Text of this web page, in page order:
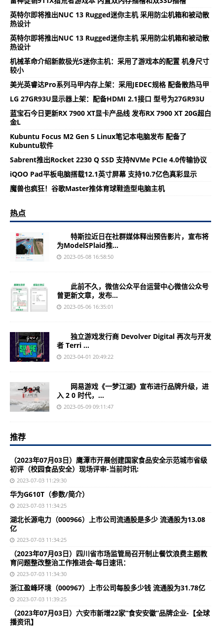
英特尔即将推出NUC 13 Rugged迷你主机 采用防尘机箱和被动散
热设计
英特尔即将推出NUC 13 Rugged迷你主机 采用防尘机箱和被动散
热设计
机械革命介绍新款极光S迷你主机：采用了游戏本的配置 机身尺寸
较小
美光英睿达Pro系列马甲内存上架：采用JEDEC规格 配备散热马甲
LG 27GR93U显示器上架：配备HDMI 2.1接口 型号为27GR93U
蓝宝石今日更新RX 7900 XT显卡产品线 发布RX 7900 XT 20G超白
金L
Kubuntu Focus M2 Gen 5 Linux笔记本电脑发布 配备了
Kubuntu软件
Sabrent推出Rocket 2230 Q SSD 支持NVMe PCIe 4.0传输协议
iQOO Pad平板电脑搭载12.1英寸屏幕 支持10.7亿色真彩显示
魔兽也疯狂！谷歌Master推体育球鞋造型电脑主机
热点
特斯拉近日在社群媒体释出预告影片，宣布将
为ModelSPlaid推...
2023-05-08 16:58:50
此前不久，微信公众平台运营中心微信公众号
曾更新文章，发布...
2023-05-06 16:35:01
独立游戏发行商 Devolver Digital 再次与开发
者 Terri ...
2023-04-01 20:49:22
网易游戏《一梦江湖》宣布进行品牌升级，进
入 2 0 时代，...
2023-05-09 09:11:47
推荐
（2023年07月03日）鹰潭市开展创建国家食品安全示范城市省级
初评（校园食品安全）现场评审-当前时讯:
2023-07-03 11:29:30
华为G610T（参数/简介）
2023-07-03 11:34:25
湖北长源电力（000966）上市公司流通股是多少 流通股为13.08
亿
2023-07-03 11:34:25
（2023年07月03日）四川省市场监管局召开制止餐饮浪费主题教
育问题整改整治工作推进会-每日速讯：
2023-07-03 11:34:30
浙江盈峰环境（000967）上市公司每股多少钱 流通股为31.78亿
2023-07-03 11:39:25
（2023年07月03日）六安市新增22家“食安安徽”品牌企业-【全球
播资讯】